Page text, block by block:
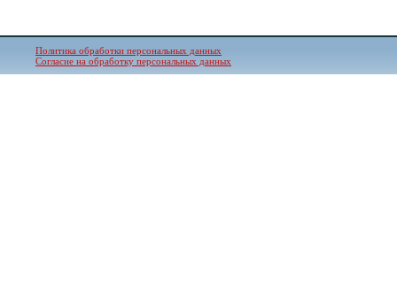
Политика обработки персональных данных
Согласие на обработку персональных данных